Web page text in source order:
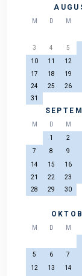
M D M
3
4 5
10
11 12
17
18 19
24
25 26
31
M D M
1
2
7
8 9
14
15 16
21
22 23
28
29 30
M D M
5
6 7
12
13 14